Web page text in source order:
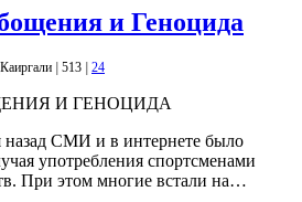
и Геноцида
Каиргали | 513 | 24
И ГЕНОЦИДА
СМИ и в интернете было
употребления спортсменами
При этом многие встали на…